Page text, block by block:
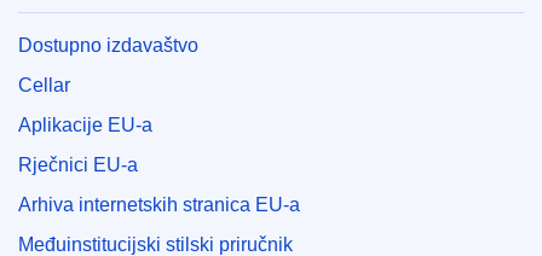
Dostupno izdavaštvo
Cellar
Aplikacije EU-a
Rječnici EU-a
Arhiva internetskih stranica EU-a
Međuinstitucijski stilski priručnik